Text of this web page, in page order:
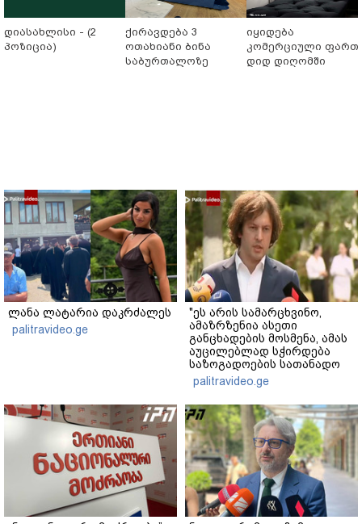
დიასახლისი - (2
პოზიცია)
ქირავდება 3
ოთახიანი ბინა
საბურთალოზე
იყიდება
კომერციული
დიდ დიღომში
ლანა ლატარია დაკრძალეს
palitravideo.ge
"ეს არის სამარცხვინო,
ამაზრზენია ასეთი
განცხადების მოსმენა, ამას
აუცილებლად სჭირდება
საზოგადოების სათანადო
რეაქცია" - ირაკლი
კობახიძე
palitravideo.ge